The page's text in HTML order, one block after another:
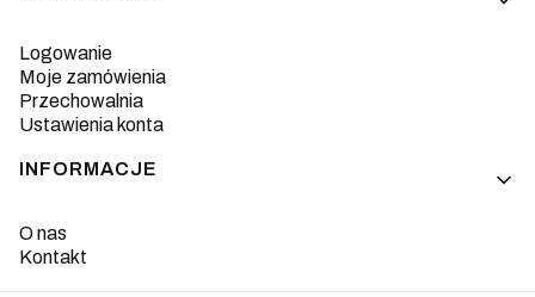
Logowanie
Moje zamówienia
Przechowalnia
Ustawienia konta
INFORMACJE
O nas
Kontakt